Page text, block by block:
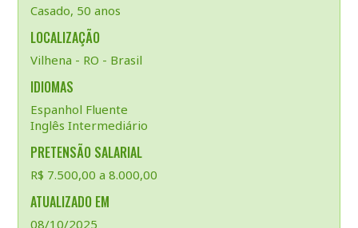
Casado, 50 anos
LOCALIZAÇÃO
Vilhena - RO - Brasil
IDIOMAS
Espanhol Fluente
Inglês Intermediário
PRETENSÃO SALARIAL
R$ 7.500,00 a 8.000,00
ATUALIZADO EM
08/10/2025